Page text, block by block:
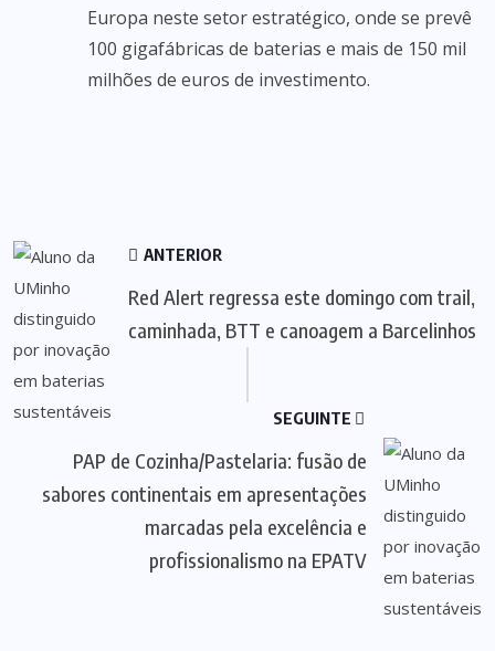
Europa neste setor estratégico, onde se prevê
100 gigafábricas de baterias e mais de 150 mil
milhões de euros de investimento.
ANTERIOR
Red Alert regressa este domingo com trail,
caminhada, BTT e canoagem a Barcelinhos
SEGUINTE
PAP de Cozinha/Pastelaria: fusão de
sabores continentais em apresentações
marcadas pela excelência e
profissionalismo na EPATV